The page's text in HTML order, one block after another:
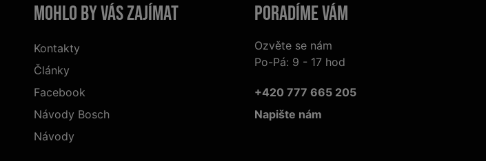
Mohlo by vás zajímat
Kontakty
Články
Facebook
Návody Bosch
Návody
Poradíme Vám
Ozvěte se nám
Po-Pá: 9 - 17 hod
+420 777 665 205
Napište nám